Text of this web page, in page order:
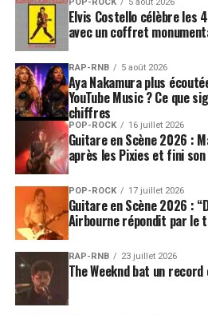
Elvis Costello célèbre les
avec un coffret
RAP-RNB 5 août 2026
Aya Nakamura plus
YouTube Music ? Ce que
chiffres
POP-ROCK 16 juillet 2026
Guitare en Scène 2026 :
après les Pixies et fini
POP-ROCK 17 juillet 2026
Guitare en Scène 2026 :
Airbourne répondit par le
RAP-RNB 23 juillet 2026
The Weeknd bat un record